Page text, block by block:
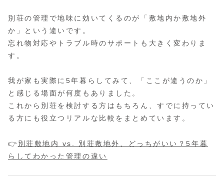
別荘の管理で地味に効いてくるのが「敷地内か敷地外
か」という違いです。
忘れ物対応やトラブル時のサポートも大きく変わりま
す。
我が家も実際に5年暮らしてみて、「ここが違うのか」
と感じる場面が何度もありました。
これから別荘を検討する方はもちろん、すでに持ってい
る方にも役立つリアルな比較をまとめています。
👉 別荘敷地内 vs. 別荘敷地外、どっちがいい？5年暮
らしてわかった管理の違い